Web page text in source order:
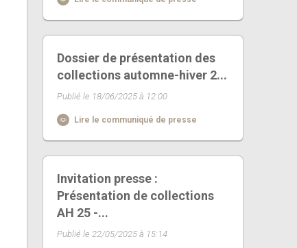
Dossier de présentation des
collections automne-hiver 2...
Publié le 18/06/2025 à 12:00
Lire le communiqué de presse
Invitation presse :
Présentation de collections
AH 25 -...
Publié le 22/05/2025 à 15:14